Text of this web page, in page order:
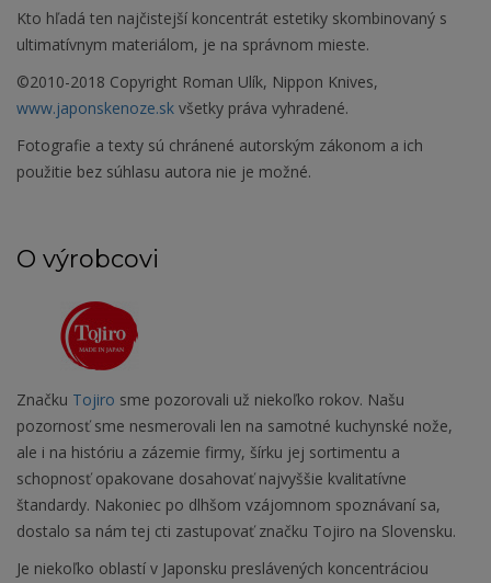
Kto hľadá ten najčistejší koncentrát estetiky skombinovaný s
ultimatívnym materiálom, je na správnom mieste.
©2010-2018 Copyright Roman Ulík, Nippon Knives,
www.japonskenoze.sk všetky práva vyhradené.
Fotografie a texty sú chránené autorským zákonom a ich
použitie bez súhlasu autora nie je možné.
O výrobcovi
Značku Tojiro sme pozorovali už niekoľko rokov. Našu
pozornosť sme nesmerovali len na samotné kuchynské nože,
ale i na históriu a zázemie firmy, šírku jej sortimentu a
schopnosť opakovane dosahovať najvyššie kvalitatívne
štandardy. Nakoniec po dlhšom vzájomnom spoznávaní sa,
dostalo sa nám tej cti zastupovať značku Tojiro na Slovensku.
Je niekoľko oblastí v Japonsku preslávených koncentráciou